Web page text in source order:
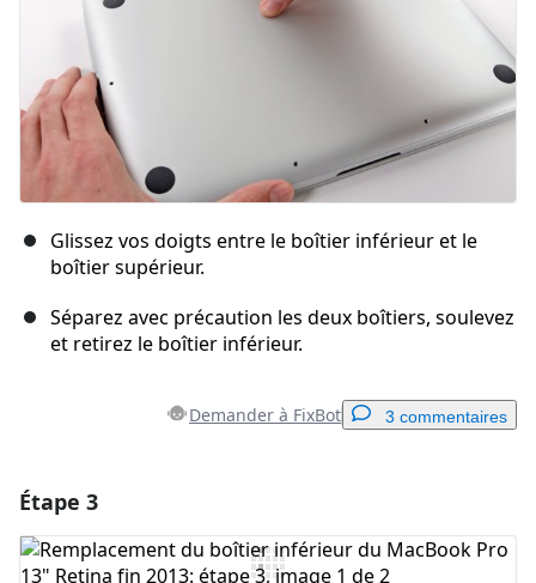
Glissez vos doigts entre le boîtier inférieur et le
boîtier supérieur.
Séparez avec précaution les deux boîtiers, soulevez
et retirez le boîtier inférieur.
Demander à FixBot 3 commentaires
Ajouter un commentaire
Étape 3